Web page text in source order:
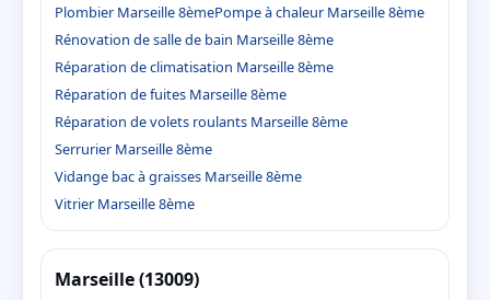
Plombier Marseille 8èmePompe à chaleur Marseille 8ème
Rénovation de salle de bain Marseille 8ème
Réparation de climatisation Marseille 8ème
Réparation de fuites Marseille 8ème
Réparation de volets roulants Marseille 8ème
Serrurier Marseille 8ème
Vidange bac à graisses Marseille 8ème
Vitrier Marseille 8ème
Marseille (13009)